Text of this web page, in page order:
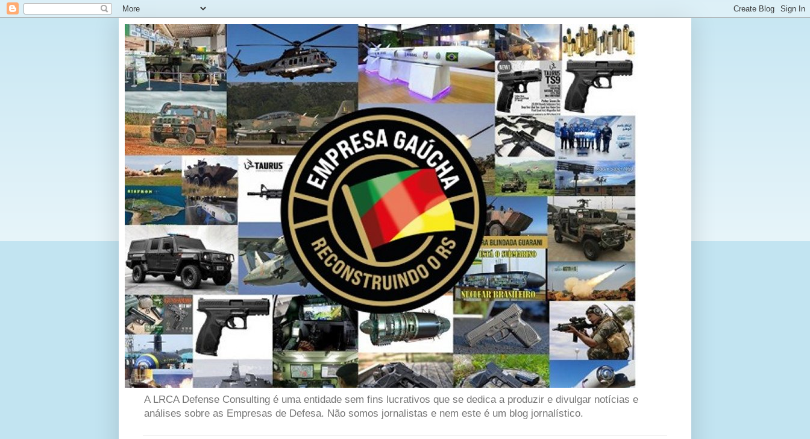
A LRCA Defense Consulting é uma entidade sem fins lucrativos que se dedica a produzir e divulgar notícias e
análises sobre as Empresas de Defesa. Não somos jornalistas e nem este é um blog jornalístico.